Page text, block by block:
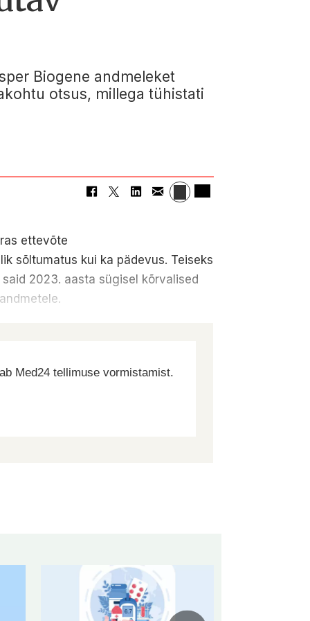
Biogene andmeleket
otsus, millega tühistati
ettevõte
sõltumatus kui ka pädevus. Teiseks
2023. aasta sügisel kõrvalised
Med24 tellimuse vormistamist.